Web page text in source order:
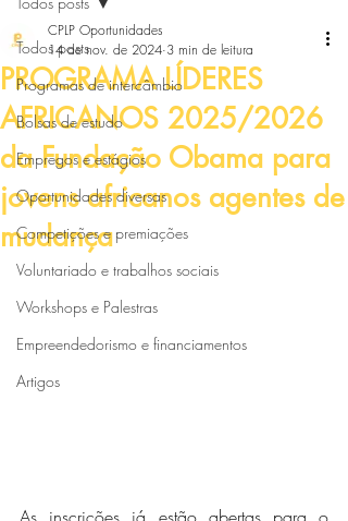
Todos posts
Programas de intercâmbio
Bolsas de estudo
Empregos e estágios
Oportunidades diversas
Competições e premiações
Voluntariado e trabalhos sociais
Workshops e Palestras
Empreendedorismo e financiamentos
Artigos
PROGRAMA LÍDERES
AFRICANOS 2025/2026
da Fundação Obama para
jovens africanos agentes de
mudança
CPLP Oportunidades
14 de nov. de 2024 3 min de leitura